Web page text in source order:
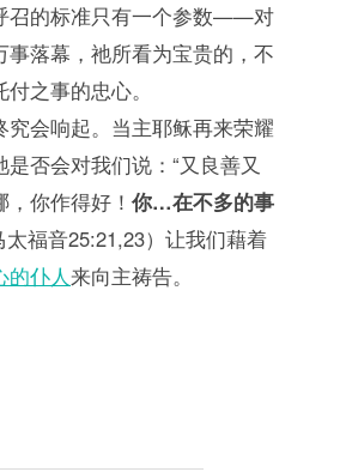
召的标准只有一个参数——对
事落幕，祂所看为宝贵的，不
之事的忠心。
究会响起。当主耶稣再来荣耀
是否会对我们说：“又良善又
你作得好！ 你…在不多的事
太福音25:21,23）让我们藉着
的仆人来向主祷告。